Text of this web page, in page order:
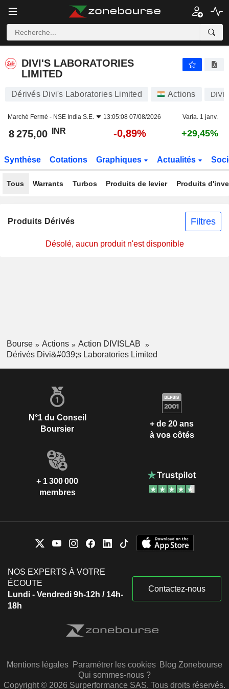
DIVI'S LABORATORIES
LIMITED
Dérivés Divi's Laboratories Limited Actions
Marché Fermé - NSE India S.E. 13:05:08 07/08/2026 Varia. 1 janv.
8 275,00 INR -0,89% +29,45%
Synthèse Cotations Graphiques Actualités
Tous Warrants Turbos Produits de levier Produits
Produits Dérivés Filtres
Désolé, aucun produit n'est disponible
Bourse Actions
Action DIVISLAB
Dérivés Divi&#039;s Laboratories Limited
N°1 du Conseil
Boursier
+ de 20 ans
à vos côtés
+ 1 300 000
membres
NOS EXPERTS À VOTRE
ÉCOUTE
Lundi - Vendredi 9h-12h / 14h-
18h
Contactez-nous
Mentions légales Paramétrer les cookies Blog Zonebourse
Qui sommes-nous ?
Copyright © 2026 Surperformance SAS. Tous droits réservés.